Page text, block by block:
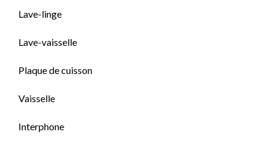
Lave-linge
Lave-vaisselle
Plaque de cuisson
Vaisselle
Interphone